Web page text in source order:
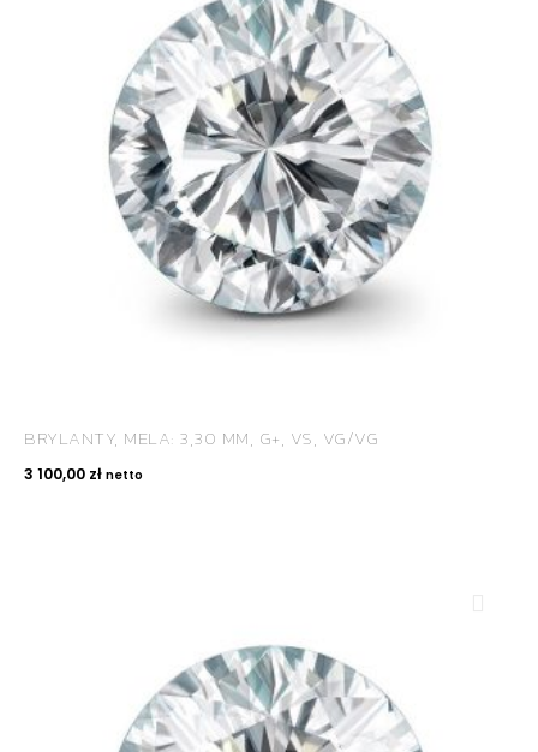
BRYLANTY, MELA: 3,30 MM, G+, VS, VG/VG
3 100,00 zł netto